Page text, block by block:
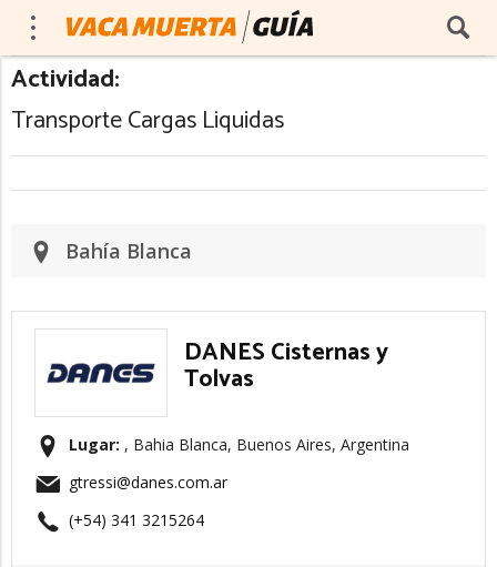
Actividad:
Transporte Cargas Liquidas
Bahía Blanca
DANES Cisternas y
Tolvas
Lugar: , Bahia Blanca, Buenos Aires, Argentina
gtressi@danes.com.ar
(+54) 341 3215264